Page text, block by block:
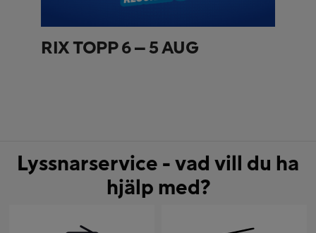
RIX TOPP 6 – 5 AUG
Lyssnarservice - vad vill du ha
hjälp med?